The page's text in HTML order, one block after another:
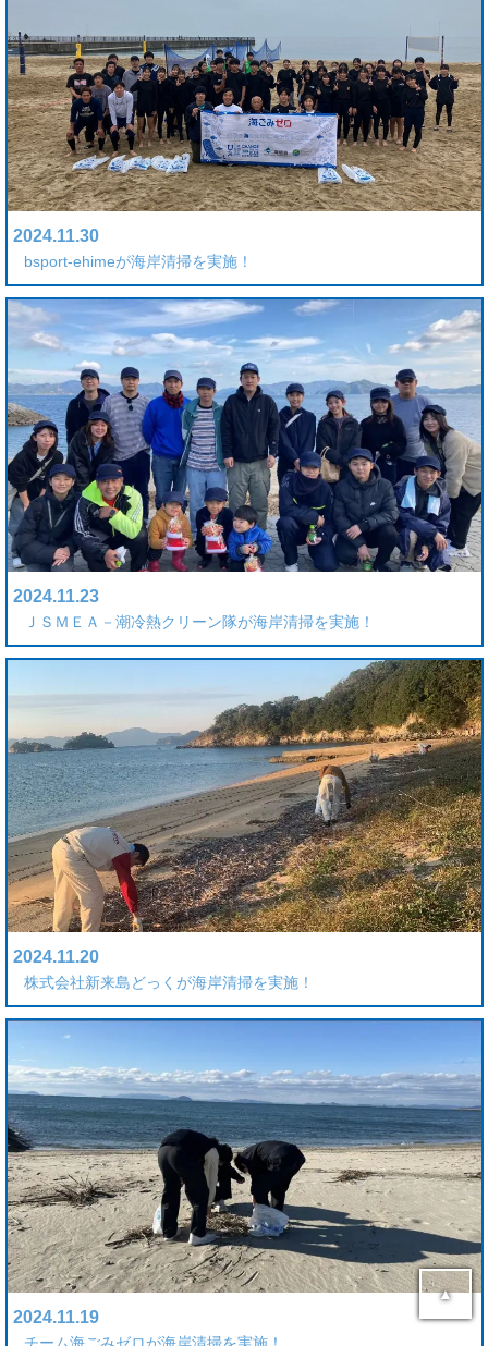
2024.11.30
bsport-ehimeが海岸清掃を実施！
2024.11.23
ＪＳＭＥＡ－潮冷熱クリーン隊が海岸清掃を実施！
2024.11.20
株式会社新来島どっくが海岸清掃を実施！
2024.11.19
▲